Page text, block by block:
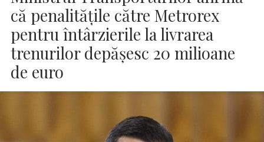
că penalităţile către Metrorex
pentru întârzierile la livrarea
trenurilor depăşesc 20 milioane
de euro